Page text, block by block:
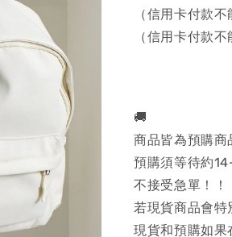
（信用卡付款
（信用卡付款
🚚
商品皆為預購商
預購須等待約
不接受急單！！
若現貨商品會特
現貨和預購如果